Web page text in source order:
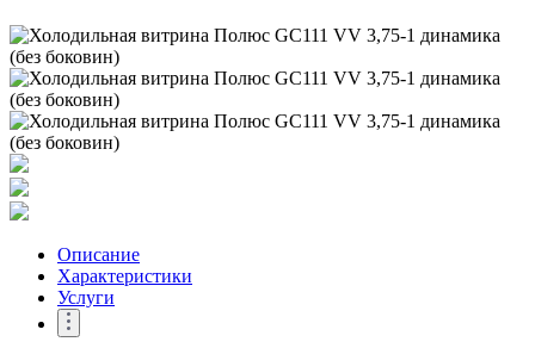
Описание
Характеристики
Услуги